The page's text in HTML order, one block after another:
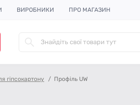
ВИРОБНИКИ ПРО МАГАЗИН
гіпсокартону Профіль UW